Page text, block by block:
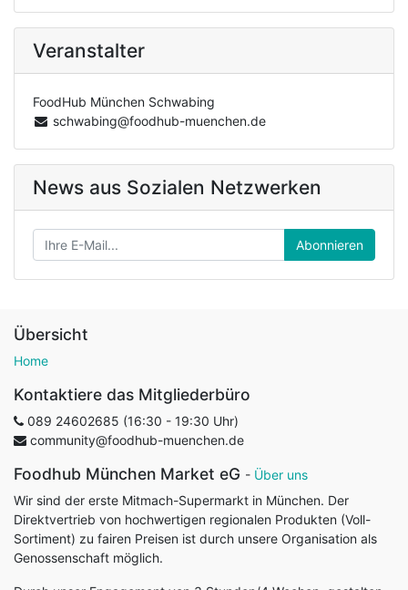
Veranstalter
FoodHub München Schwabing
schwabing@foodhub-muenchen.de
News aus Sozialen Netzwerken
Abonnieren
Übersicht
Home
Kontaktiere das Mitgliederbüro
089 24602685 (16:30 - 19:30 Uhr)
community@foodhub-muenchen.de
Foodhub München Market eG - Über uns
Wir sind der erste Mitmach-Supermarkt in München. Der
Direktvertrieb von hochwertigen regionalen Produkten (Voll-
Sortiment) zu fairen Preisen ist durch unsere Organisation als
Genossenschaft möglich.